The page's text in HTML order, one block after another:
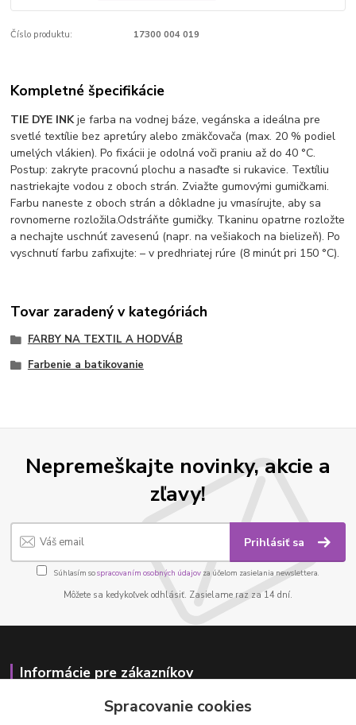
Číslo produktu: 17300 004 019
Kompletné špecifikácie
TIE DYE INKje farba na vodnej báze, vegánska a ideálna pre
svetlé textílie bez apretúry alebo zmäkčovača (max. 20 % podiel
umelých vlákien). Po fixácii je odolná voči praniu až do 40 °C.
Postup: zakryte pracovnú plochu a nasaďte si rukavice. Textíliu
nastriekajte vodou z oboch strán. Zviažte gumovými gumičkami.
Farbu naneste z oboch strán a dôkladne ju vmasírujte, aby sa
rovnomerne rozložila.Odstráňte gumičky. Tkaninu opatrne rozložte
a nechajte uschnúť zavesenú (napr. na vešiakoch na bielizeň). Po
vyschnutí farbu zafixujte: – v predhriatej rúre (8 minút pri 150 °C).
Tovar zaradený v kategóriách
FARBY NA TEXTIL A HODVÁB
Farbenie a batikovanie
Nepremeškajte novinky, akcie a
zľavy!
Prihlásiť sa
Súhlasím sospracovaním osobných údajov za účelom zasielania newslettera.
Môžete sa kedykoľvek odhlásiť. Zasielame raz za 14 dní.
Informácie pre zákazníkov
Spracovanie cookies